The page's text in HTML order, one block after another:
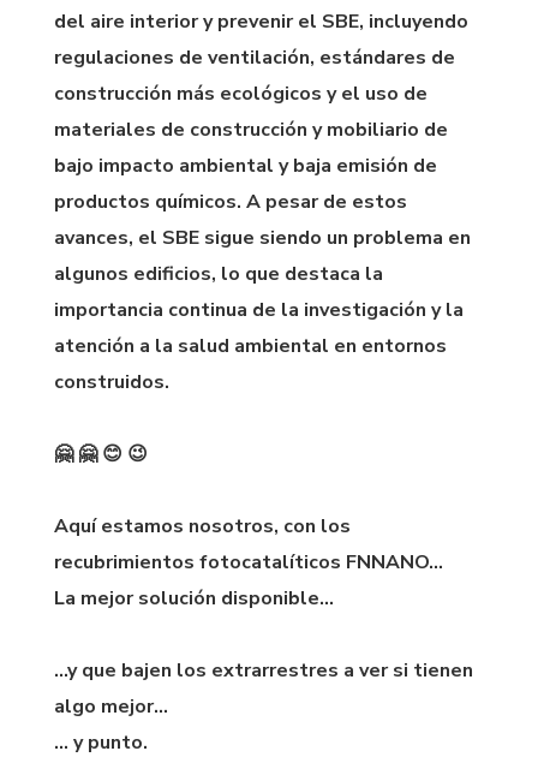
del aire interior y prevenir el SBE, incluyendo
regulaciones de ventilación, estándares de
construcción más ecológicos y el uso de
materiales de construcción y mobiliario de
bajo impacto ambiental y baja emisión de
productos químicos. A pesar de estos
avances, el SBE sigue siendo un problema en
algunos edificios, lo que destaca la
importancia continua de la investigación y la
atención a la salud ambiental en entornos
construidos.
🤗 🤗 😊 😉
Aquí estamos nosotros, con los
recubrimientos fotocatalíticos FNNANO…
La mejor solución disponible…
…y que bajen los extrarrestres a ver si tienen
algo mejor…
… y punto.